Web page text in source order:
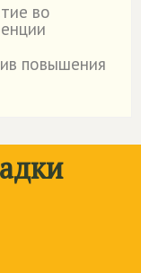
во
повышения